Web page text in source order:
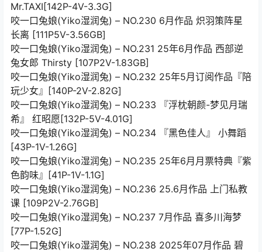
Mr.TAXI[142P-4V-3.3G]
咬一口兔娘(Yiko湿润兔) – NO.230 6月作品 炽羽策阵星
长离 [111P5V-3.56GB]
咬一口兔娘(Yiko湿润兔) – NO.231 25年6月作品 西部逆
兔女郎 Thirsty [107P2V-1.83GB]
咬一口兔娘(Yiko湿润兔) – NO.232 25年5月订阅作品『陪
玩少女』[140P-2V-2.82G]
咬一口兔娘(Yiko湿润兔) – NO.233 『浮枕朝颜-梦见月瑞
希』 红昭愿[132P-5V-4.01G]
咬一口兔娘(Yiko湿润兔) – NO.234 『黑色佳人』 小舞蹈
[43P-1V-1.26G]
咬一口兔娘(Yiko湿润兔) – NO.235 25年6月月票特典『紫
色韵味』[41P-1V-1.1G]
咬一口兔娘(Yiko湿润兔) – NO.236 25.6月作品 上门私教
课 [109P2V-2.76GB]
咬一口兔娘(Yiko湿润兔) – NO.237 7月作品 喜多川海梦
[77P-1.52G]
咬一口兔娘(Yiko湿润兔) – NO.238 2025年07月作品 碧